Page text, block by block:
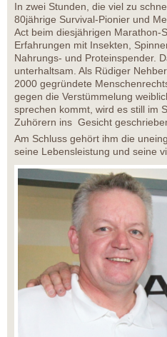
In zwei Stunden, die viel zu
80jährige Survival-Pionier und
Act beim diesjährigen Marathon-
Erfahrungen mit Insekten,
Nahrungs- und Proteinspender.
unterhaltsam. Als Rüdiger
2000 gegründete
gegen die Verstümmelung
sprechen kommt, wird es still im
Zuhörern ins Gesicht
Am Schluss gehört ihm die
seine Lebensleistung und seine